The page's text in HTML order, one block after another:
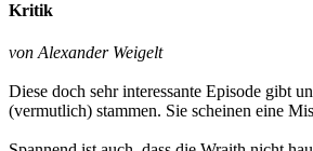
Kritik
von Alexander Weigelt
Diese doch sehr interessante Episode gibt
(vermutlich) stammen. Sie scheinen eine